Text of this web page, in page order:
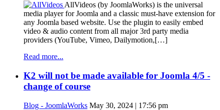
AllVideos (by JoomlaWorks) is the universal
media player for Joomla and a classic must-have extension for
any Joomla based website. Use the plugin to easily embed
video & audio content from all major 3rd party media
providers (YouTube, Vimeo, Dailymotion,[…]
Read more...
K2 will not be made available for Joomla 4/5 -
change of course
Blog - JoomlaWorks May 30, 2024 | 17:56 pm